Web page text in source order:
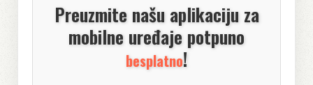
Preuzmite našu aplikaciju za
mobilne uređaje potpuno
besplatno!